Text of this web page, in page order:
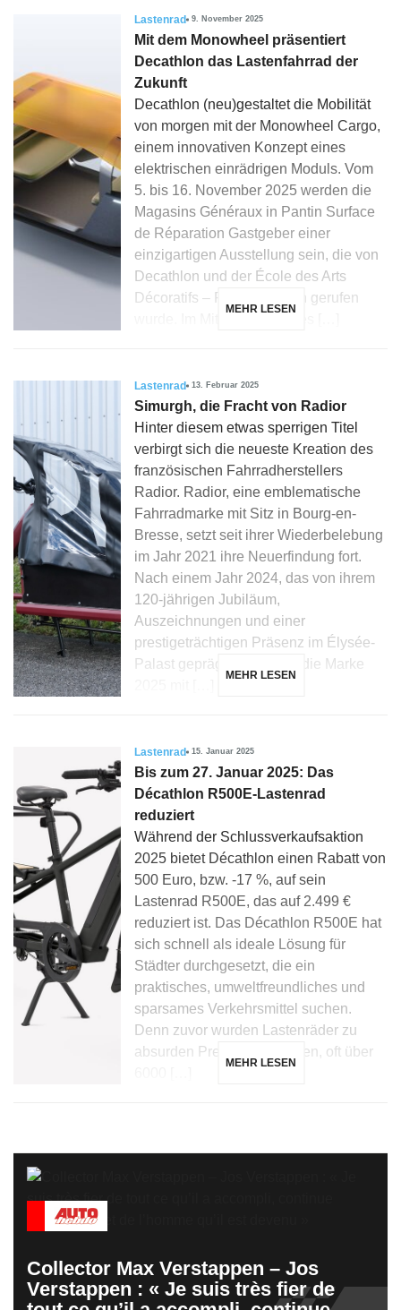
Lastenrad 9. November 2025
Mit dem Monowheel präsentiert
Decathlon das Lastenfahrrad der
Zukunft
Decathlon (neu)gestaltet die Mobilität
von morgen mit der Monowheel Cargo,
einem innovativen Konzept eines
elektrischen einrädrigen Moduls. Vom
5. bis 16. November 2025 werden die
Magasins Généraux in Pantin Surface
de Réparation Gastgeber einer
einzigartigen Ausstellung sein, die von
Decathlon und der École des Arts
Décoratifs – PSL ins Leben gerufen
MEHR LESEN
Lastenrad 13. Februar 2025
Simurgh, die Fracht von Radior
Hinter diesem etwas sperrigen Titel
verbirgt sich die neueste Kreation des
französischen Fahrradherstellers
Radior. Radior, eine emblematische
Fahrradmarke mit Sitz in Bourg-en-
Bresse, setzt seit ihrer Wiederbelebung
im Jahr 2021 ihre Neuerfindung fort.
Nach einem Jahr 2024, das von ihrem
120-jährigen Jubiläum,
Auszeichnungen und einer
prestigeträchtigen Präsenz im Élysée-
Palast geprägt war, startet die Marke
MEHR LESEN
Lastenrad 15. Januar 2025
Bis zum 27. Januar 2025: Das
Décathlon R500E-Lastenrad
reduziert
Während der Schlussverkaufsaktion
2025 bietet Décathlon einen Rabatt von
500 Euro, bzw. -17 %, auf sein
Lastenrad R500E, das auf 2.499 €
reduziert ist. Das Décathlon R500E hat
sich schnell als ideale Lösung für
Städter durchgesetzt, die ein
praktisches, umweltfreundliches und
sparsames Verkehrsmittel suchen.
Denn zuvor wurden Lastenräder zu
absurden Preisen angeboten, oft über
MEHR LESEN
Collector Max Verstappen – Jos
Verstappen : « Je suis très fier de